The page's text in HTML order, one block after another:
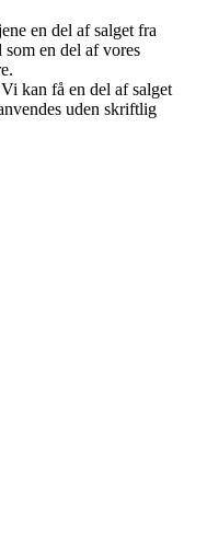
en del af salget fra
en del af vores
kan få en del af salget
uden skriftlig